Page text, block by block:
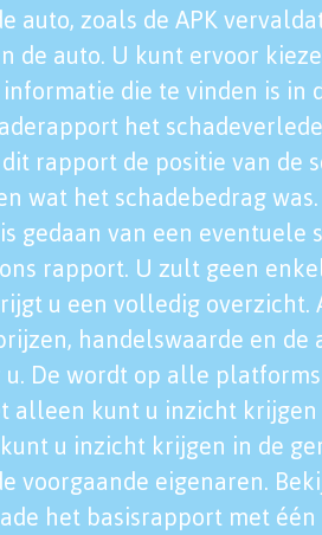
auto, zoals de APK
de auto. U kunt ervoor
die te vinden is in
het
rapport de positie van de
wat het schadebedrag
gedaan van een eventuele
rapport. U zult geen
u een volledig
handelswaarde en de
De wordt op alle
alleen kunt u inzicht
u inzicht krijgen in de
voorgaande eigenaren.
het basisrapport met